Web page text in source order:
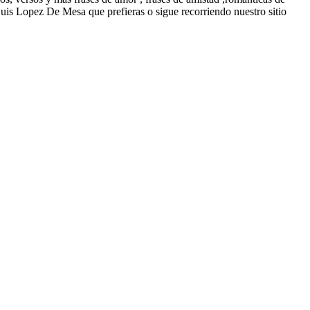
Lopez De Mesa que prefieras o sigue recorriendo nuestro sitio